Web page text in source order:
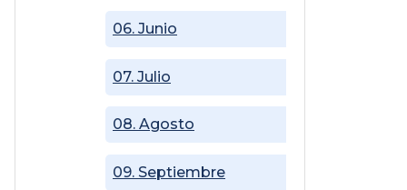
06. Junio
07. Julio
08. Agosto
09. Septiembre